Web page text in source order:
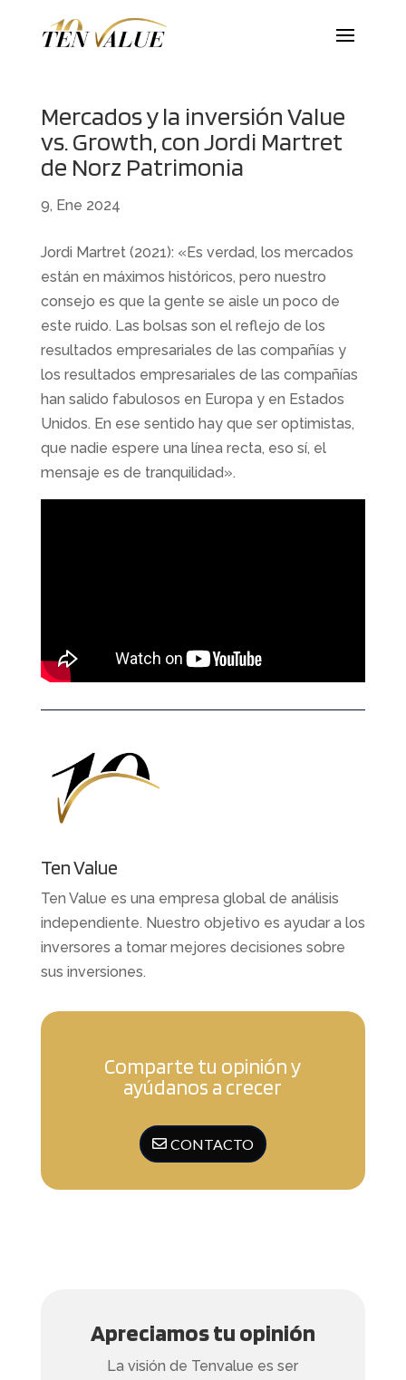
Mercados y la inversión Value
vs. Growth, con Jordi Martret
de Norz Patrimonia
9, Ene 2024
Jordi Martret (2021): «Es verdad, los mercados
están en máximos históricos, pero nuestro
consejo es que la gente se aisle un poco de
este ruido. Las bolsas son el reflejo de los
resultados empresariales de las compañías y
los resultados empresariales de las compañías
han salido fabulosos en Europa y en Estados
Unidos. En ese sentido hay que ser optimistas,
que nadie espere una línea recta, eso sí, el
mensaje es de tranquilidad».
Ten Value
Ten Value es una empresa global de análisis
independiente. Nuestro objetivo es ayudar a los
inversores a tomar mejores decisiones sobre
sus inversiones.
Comparte tu opinión y
ayúdanos a crecer
CONTACTO
Apreciamos tu opinión
La visión de Tenvalue es ser